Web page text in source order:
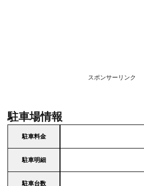
スポンサーリンク
駐車場情報
駐車料金
駐車明細
駐車台数